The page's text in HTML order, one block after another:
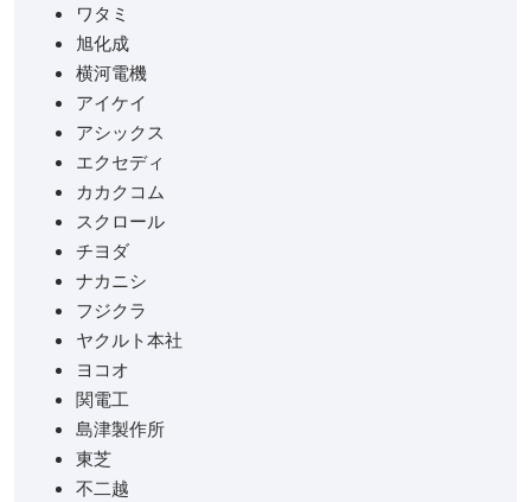
ワタミ
旭化成
横河電機
アイケイ
アシックス
エクセディ
カカクコム
スクロール
チヨダ
ナカニシ
フジクラ
ヤクルト本社
ヨコオ
関電工
島津製作所
東芝
不二越